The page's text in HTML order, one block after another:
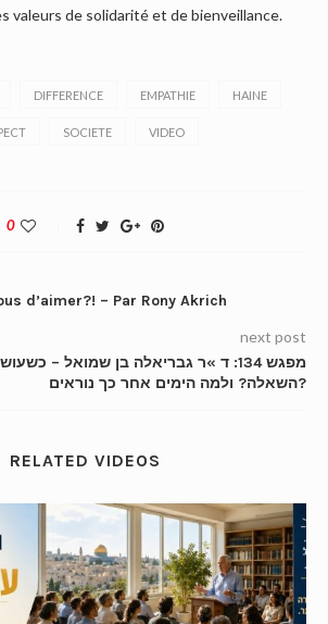
valeurs de solidarité et de bienveillance.
DIFFERENCE EMPATHIE HAINE
SOCIETE VIDEO
0
d’aimer?! – Par Rony Akrich
next post
מפגש 134: ד »ר גבריאלה בן שמואל –
השאלה? ולמה הימים אחר כך נוראים?
RELATED VIDEOS